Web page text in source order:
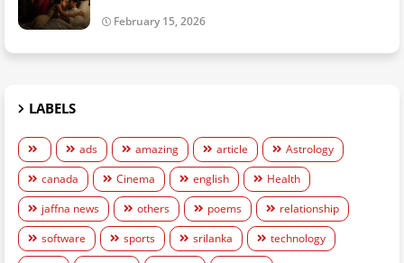
February 15, 2026
LABELS
ads amazing article
Astrology
canada
Cinema english
Health
jaffna news
others poems
relationship
software
sports srilanka
technology